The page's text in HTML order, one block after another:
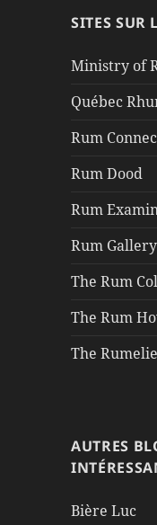
SITES SUR
Ministry of
Québec
Rum
Rum Dood
Rum
Rum Gallery
The Rum
The Rum
The
AUTRES
Bière Luc